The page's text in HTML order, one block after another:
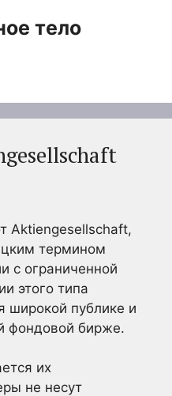
тело
Aktiengesellschaft,
термином
с ограниченной
этого типа
широкой публике и
фондовой бирже.
их
не несут